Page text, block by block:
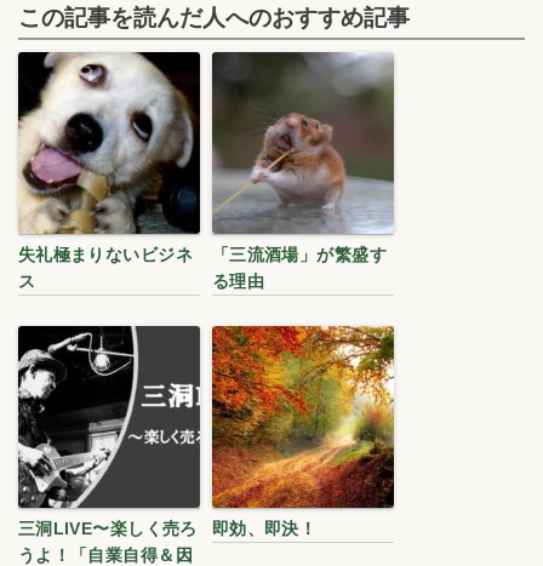
この記事を読んだ人へのおすすめ記事
失礼極まりないビジネ
ス
「三流酒場」が繁盛す
る理由
三洞LIVE〜楽しく売ろ
うよ！「自業自得＆因
即効、即決！